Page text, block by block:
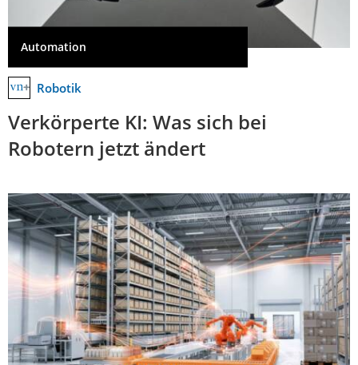
Automation
Robotik
Verkörperte KI: Was sich bei
Robotern jetzt ändert